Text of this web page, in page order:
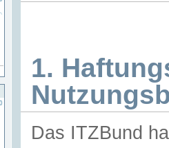
1.
Das ITZBund